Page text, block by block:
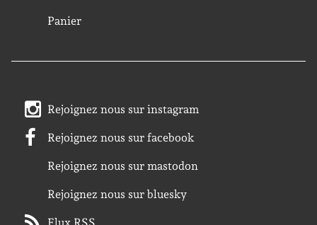
Panier
Rejoignez nous sur instagram
Rejoignez nous sur facebook
Rejoignez nous sur mastodon
Rejoignez nous sur bluesky
Flux RSS